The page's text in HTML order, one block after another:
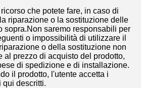
che potete fare, in caso di
riparazione o la sostituzione delle
sopra.Non saremo responsabili per
o impossibilità di utilizzare il
o della sostituzione non
al prezzo di acquisto del prodotto,
di spedizione e di installazione.
il prodotto, l'utente accetta i
qui descritti.